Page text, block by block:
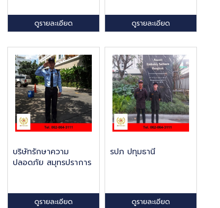
ดูรายละเอียด ดูรายละเอียด
บริษัทรักษาความ
ปลอดภัย สมุทรปราการ
ดูรายละเอียด
รปภ ปทุมธานี
ดูรายละเอียด